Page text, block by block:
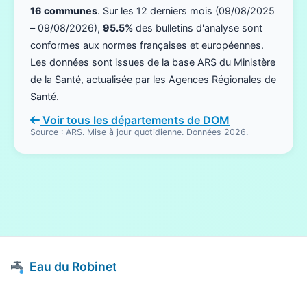
16 communes. Sur les 12 derniers mois (09/08/2025
– 09/08/2026), 95.5% des bulletins d'analyse sont
conformes aux normes françaises et européennes.
Les données sont issues de la base ARS du Ministère
de la Santé, actualisée par les Agences Régionales de
Santé.
Voir tous les départements de DOM
Source : ARS. Mise à jour quotidienne. Données 2026.
Eau du Robinet